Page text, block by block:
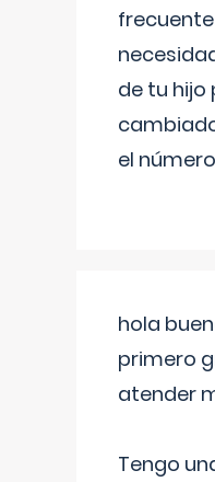
frecuente
de tu hijo
el
hola
primero
atender
Tengo